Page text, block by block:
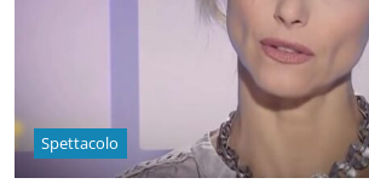
Spettacolo